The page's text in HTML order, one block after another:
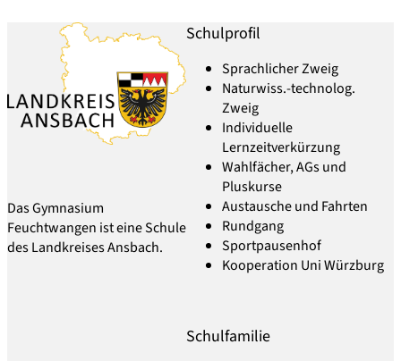
Das Gymnasium
Feuchtwangen ist eine Schule
des Landkreises Ansbach.
Schulprofil
Sprachlicher Zweig
Naturwiss.-technolog.
Zweig
Individuelle
Lernzeitverkürzung
Wahlfächer, AGs und
Pluskurse
Austausche und Fahrten
Rundgang
Sportpausenhof
Kooperation Uni Würzburg
Schulfamilie